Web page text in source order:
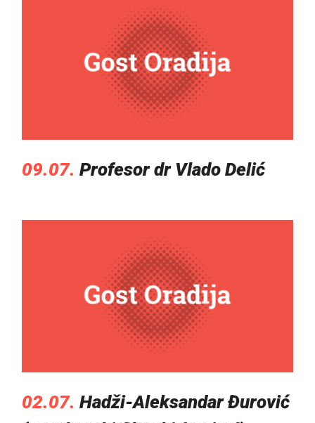
09.07. Profesor dr Vlado Delić
02.07. Hadži-Aleksandar Đurović